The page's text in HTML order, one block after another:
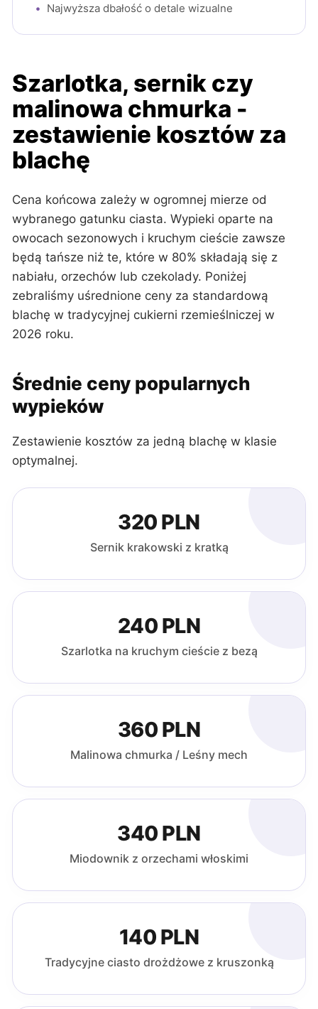
Najwyższa dbałość o detale wizualne
Szarlotka, sernik czy
malinowa chmurka -
zestawienie kosztów za
blachę
Cena końcowa zależy w ogromnej mierze od
wybranego gatunku ciasta. Wypieki oparte na
owocach sezonowych i kruchym cieście zawsze
będą tańsze niż te, które w 80% składają się z
nabiału, orzechów lub czekolady. Poniżej
zebraliśmy uśrednione ceny za standardową
blachę w tradycyjnej cukierni rzemieślniczej w
2026 roku.
Średnie ceny popularnych
wypieków
Zestawienie kosztów za jedną blachę w klasie
optymalnej.
320 PLN
Sernik krakowski z kratką
240 PLN
Szarlotka na kruchym cieście z bezą
360 PLN
Malinowa chmurka / Leśny mech
340 PLN
Miodownik z orzechami włoskimi
140 PLN
Tradycyjne ciasto drożdżowe z kruszonką